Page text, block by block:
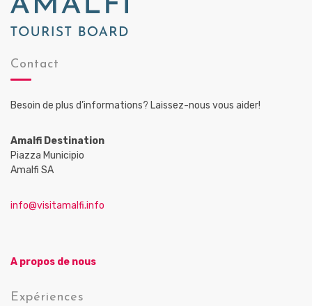
Contact
Besoin de plus d’informations? Laissez-nous vous aider!
Amalfi Destination
Piazza Municipio
Amalfi SA
info@visitamalfi.info
A propos de nous
Expériences